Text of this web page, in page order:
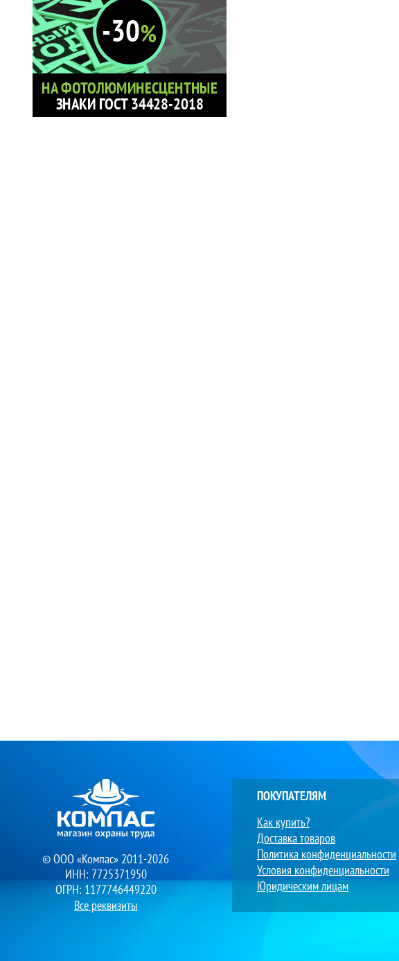
© ООО «Компас» 2011-2026
ИНН: 7725371950
ОГРН: 1177746449220
Все реквизиты
ПОКУПАТЕЛЯМ
Как купить?
Доставка товаров
Политика конфиденциальности
Условия конфиденциальности
Юридическим лицам